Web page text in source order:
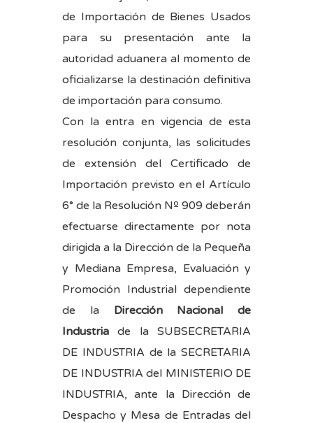
de Importación de Bienes Usados
para su presentación ante la
autoridad aduanera al momento de
oficializarse la destinación definitiva
de importación para consumo.
Con la entra en vigencia de esta
resolución conjunta, las solicitudes
de extensión del Certificado de
Importación previsto en el Artículo
6° de la Resolución Nº 909 deberán
efectuarse directamente por nota
dirigida a la Dirección de la Pequeña
y Mediana Empresa, Evaluación y
Promoción Industrial dependiente
de la Dirección Nacional de
Industria de la SUBSECRETARIA
DE INDUSTRIA de la SECRETARIA
DE INDUSTRIA del MINISTERIO DE
INDUSTRIA, ante la Dirección de
Despacho y Mesa de Entradas del